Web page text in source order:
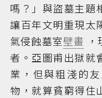
嗎？」與盜墓主題
讓百年文明重現太
氣侵蝕墓室壁畫
者。亞圖甫出獄就
業，但與粗淺的
物，就算貧窮得住